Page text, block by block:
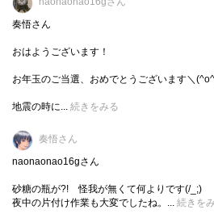
奏悟さん
おはようございます！
お年玉のご当選、おめでとうございます＼
地震の時に... 続きをみる
奏悟さん
naonaonao16gさん
砂糖の瓶が?! 怪我が無くて何よりです(/_;)
夜中の片付け作業も大変でしたね。... 続きを